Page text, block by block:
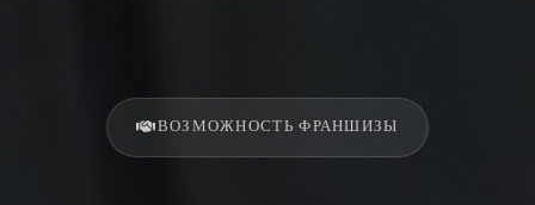
ВОЗМОЖНОСТЬ ФРАНШИЗЫ